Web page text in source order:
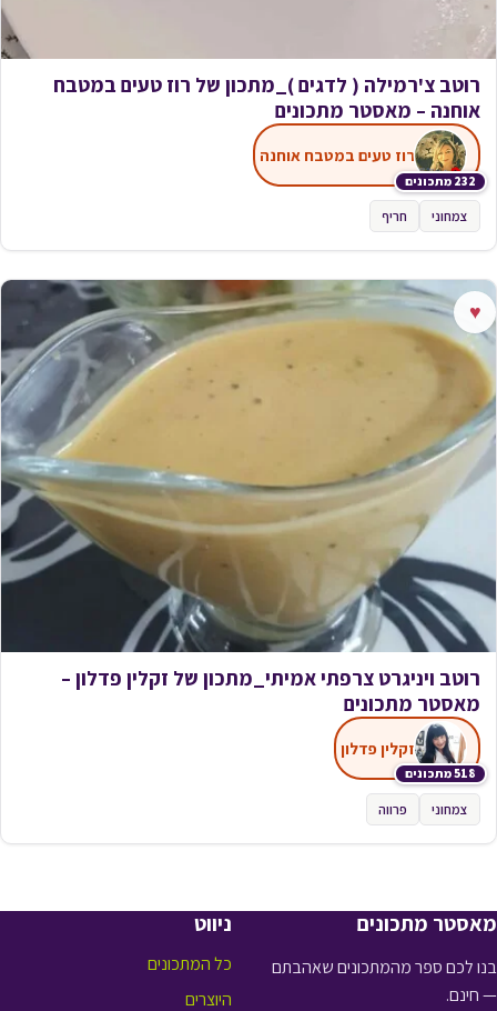
רוטב צ'רמילה ( לדגים )_מתכון של רוז טעים במטבח
אוחנה – מאסטר מתכונים
232 מתכונים
רוז טעים במטבח אוחנה
צמחוני חריף
♥
רוטב ויניגרט צרפתי אמיתי_מתכון של זקלין פדלון –
מאסטר מתכונים
518 מתכונים
זקלין פדלון
צמחוני פרווה
מאסטר מתכונים
בנו לכם ספר מהמתכונים שאהבתם
— חינם.
ניווט
כל המתכונים
היוצרים